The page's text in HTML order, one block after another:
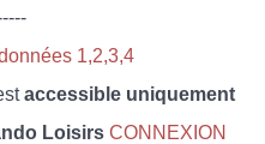
1,2,3,4
accessible uniquement
Loisirs CONNEXION